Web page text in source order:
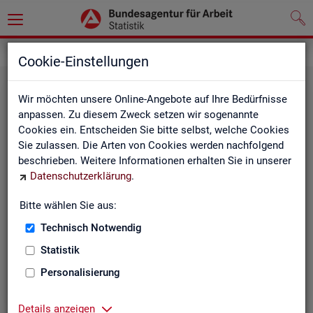
Cookie-Einstellungen
Wir möchten unsere Online-Angebote auf Ihre Bedürfnisse
anpassen. Zu diesem Zweck setzen wir sogenannte
Cookies ein. Entscheiden Sie bitte selbst, welche Cookies
Sie zulassen. Die Arten von Cookies werden nachfolgend
beschrieben. Weitere Informationen erhalten Sie in unserer
Datenschutzerklärung.
Bitte wählen Sie aus:
Technisch Notwendig
Statistik
Personalisierung
Details anzeigen
Der Bericht gibt einen Überblick über die aktuelle
Entwicklung am Arbeits- und Ausbildungsmarkt in